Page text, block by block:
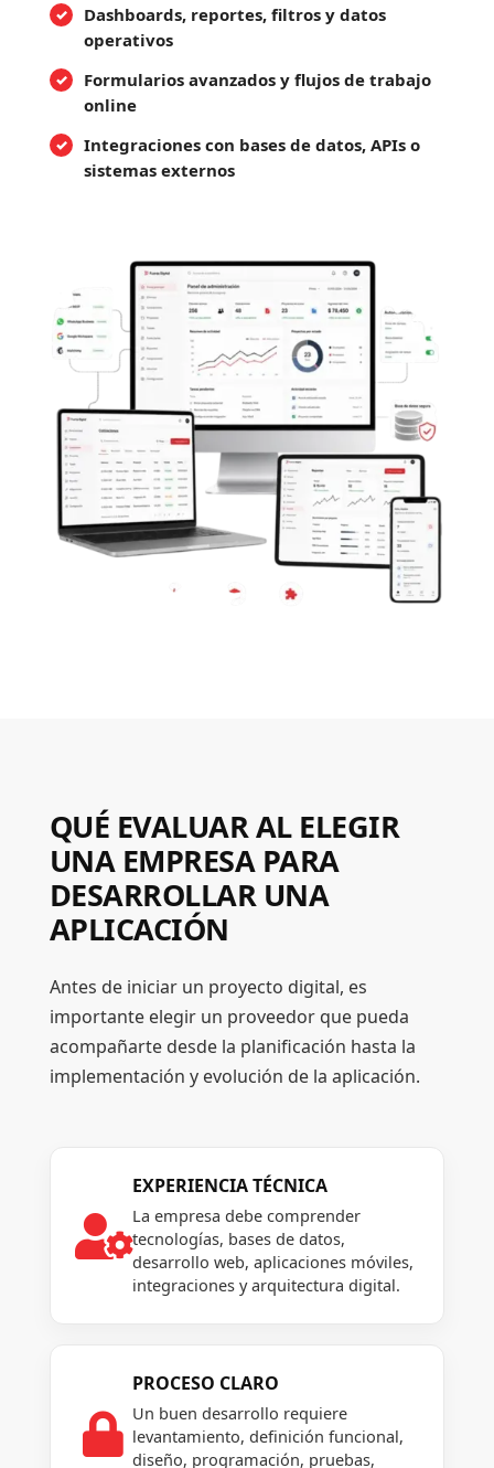
Dashboards, reportes, filtros y datos
operativos
Formularios avanzados y flujos de trabajo
online
Integraciones con bases de datos, APIs o
sistemas externos
QUÉ EVALUAR AL ELEGIR
UNA EMPRESA PARA
DESARROLLAR UNA
APLICACIÓN
Antes de iniciar un proyecto digital, es
importante elegir un proveedor que pueda
acompañarte desde la planificación hasta la
implementación y evolución de la aplicación.

EXPERIENCIA TÉCNICA
La empresa debe comprender
tecnologías, bases de datos,
desarrollo web, aplicaciones móviles,
integraciones y arquitectura digital.

PROCESO CLARO
Un buen desarrollo requiere
levantamiento, definición funcional,
diseño, programación, pruebas,